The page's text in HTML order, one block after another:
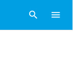
search menu